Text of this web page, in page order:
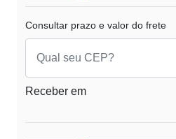
Consultar prazo e valor do frete
Receber em